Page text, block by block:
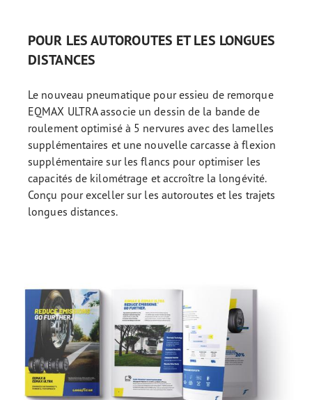
POUR LES AUTOROUTES ET LES LONGUES
DISTANCES
Le nouveau pneumatique pour essieu de remorque
EQMAX ULTRA associe un dessin de la bande de
roulement optimisé à 5 nervures avec des lamelles
supplémentaires et une nouvelle carcasse à flexion
supplémentaire sur les flancs pour optimiser les
capacités de kilométrage et accroître la longévité.
Conçu pour exceller sur les autoroutes et les trajets
longues distances.